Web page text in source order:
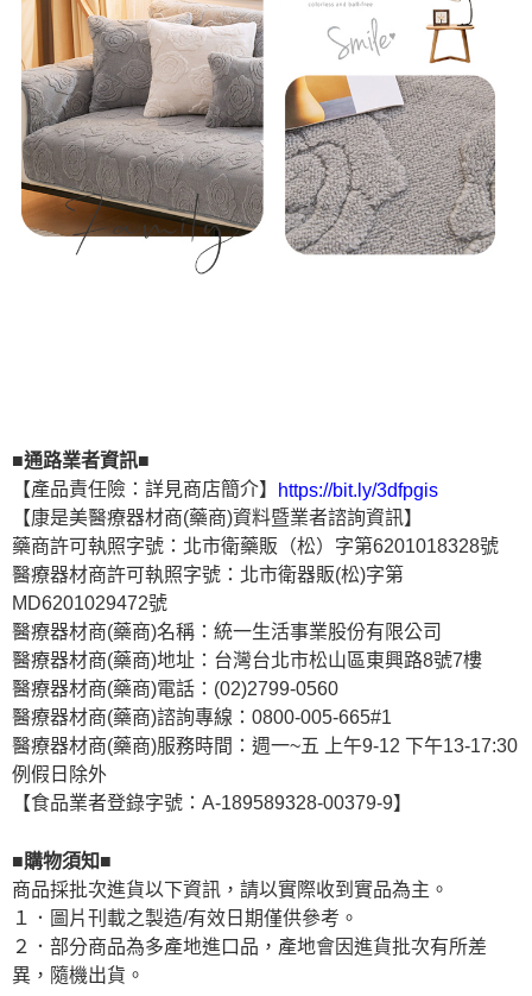
■通路業者資訊■
【產品責任險：詳見商店簡介】 https://bit.ly/3dfpgis
【康是美醫療器材商(藥商)資料暨業者諮詢資訊】
藥商許可執照字號：北市衛藥販（松）字第6201018328號
醫療器材商許可執照字號：北市衛器販(松)字第
MD6201029472號
醫療器材商(藥商)名稱：統一生活事業股份有限公司
醫療器材商(藥商)地址：台灣台北市松山區東興路8號7樓
醫療器材商(藥商)電話：(02)2799-0560
醫療器材商(藥商)諮詢專線：0800-005-665#1
醫療器材商(藥商)服務時間：週一~五 上午9-12 下午13-17:30
例假日除外
【食品業者登錄字號：A-189589328-00379-9】
■購物須知■
商品採批次進貨以下資訊，請以實際收到實品為主。
１．圖片刊載之製造/有效日期僅供參考。
２．部分商品為多產地進口品，產地會因進貨批次有所差
異，隨機出貨。